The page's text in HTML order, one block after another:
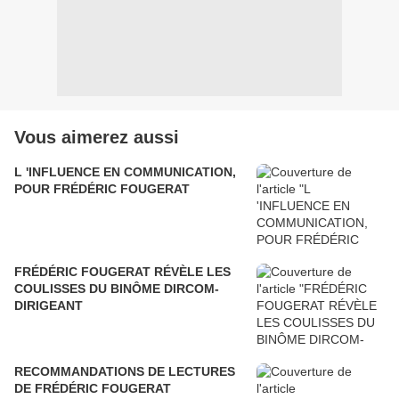
Vous aimerez aussi
L 'INFLUENCE EN COMMUNICATION,
POUR FRÉDÉRIC FOUGERAT
FRÉDÉRIC FOUGERAT RÉVÈLE LES
COULISSES DU BINÔME DIRCOM-
DIRIGEANT
RECOMMANDATIONS DE LECTURES
DE FRÉDÉRIC FOUGERAT